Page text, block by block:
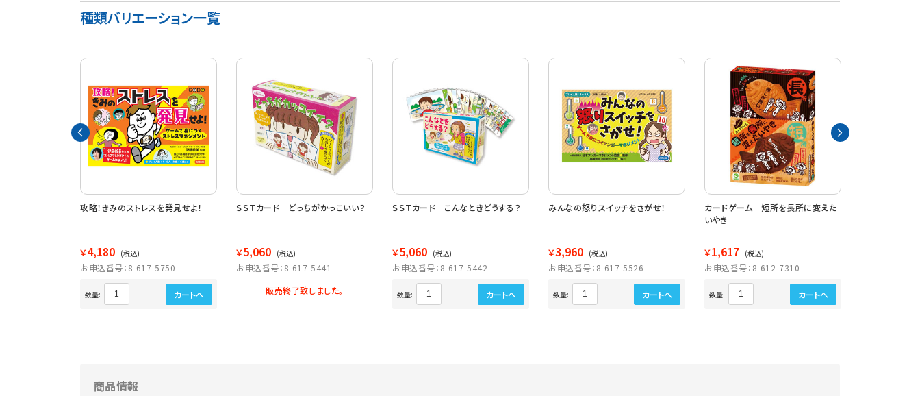
種類バリエーション一覧
攻略！きみのストレスを発見せよ！
￥4,180 (税込)
お申込番号：8-617-5750
数量: カートへ
ＳＳＴカード どっちがかっこいい？
￥5,060 (税込)
お申込番号：8-617-5441
販売終了致しました。
ＳＳＴカード こんなときどうする？
￥5,060 (税込)
お申込番号：8-617-5442
数量: カートへ
みんなの怒りスイッチをさがせ！
￥3,960 (税込)
お申込番号：8-617-5526
数量: カートへ
カードゲーム 短所を長所に変えた
いやき
￥1,617 (税込)
お申込番号：8-612-7310
数量: カートへ
商品情報